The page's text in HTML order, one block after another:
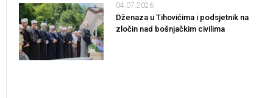
04.07.2026
Dženaza u Tihovićima i podsjetnik na
zločin nad bošnjačkim civilima